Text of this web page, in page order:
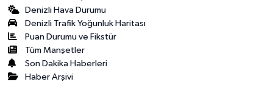
Denizli Hava Durumu
Denizli Trafik Yoğunluk Haritası
Puan Durumu ve Fikstür
Tüm Manşetler
Son Dakika Haberleri
Haber Arşivi